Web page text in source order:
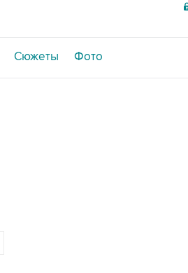
Сюжеты Фото